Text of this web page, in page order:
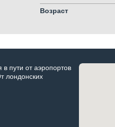
Возраст
пути от аэропортов
лондонских